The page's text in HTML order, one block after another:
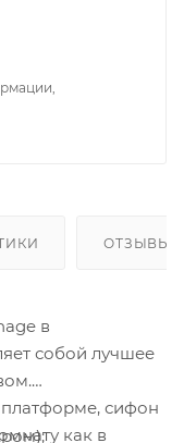
ОТЗЫВЫ
в
собой лучшее
сифон
как в